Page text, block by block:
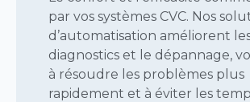
par vos systèmes CVC. Nos
d’automatisation améliorent
diagnostics et le dépannage,
à résoudre les problèmes plus
rapidement et à éviter les